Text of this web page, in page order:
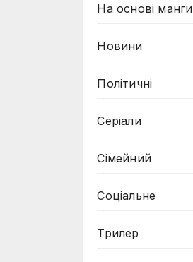
На основі манги
Новини
Політичні
Серіали
Сімейний
Соціальне
Трилер